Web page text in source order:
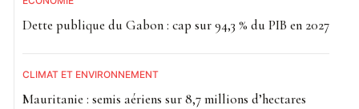
Dette publique du Gabon : cap sur 94,3 % du PIB en 2027
CLIMAT ET ENVIRONNEMENT
Mauritanie : semis aériens sur 8,7 millions d’hectares